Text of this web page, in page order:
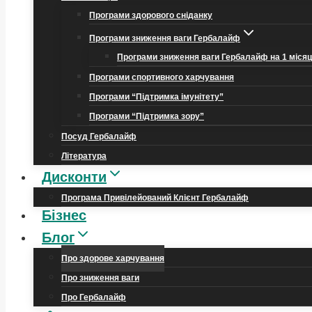
Програми здорового сніданку
Програми зниження ваги Гербалайф
Програми зниження ваги Гербалайф на 1
Програми спортивного харчування
Програми “Підтримка імунітету”
Програми “Підтримка зору”
Посуд Гербалайф
Література
Дисконти
Програма Привілейований Клієнт Гербалайф
Бізнес
Блог
Про здорове харчування
Про зниження ваги
Про Гербалайф